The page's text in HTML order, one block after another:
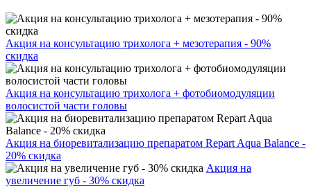
Акция на консультацию трихолога + мезотерапия - 90%
скидка
Акция на консультацию трихолога + фотобиомодуляции
волосистой части головы
Акция на биоревитализацию препаратом Repart Aqua Balance -
20% скидка
Акция на
увеличение губ - 30% скидка